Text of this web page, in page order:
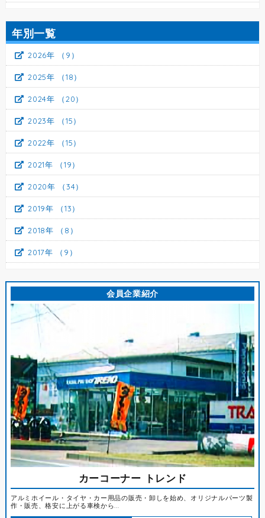
年別一覧
2026年 （9）
2025年 （18）
2024年 （20）
2023年 （15）
2022年 （15）
2021年 （19）
2020年 （34）
2019年 （13）
2018年 （8）
2017年 （9）
会員企業紹介
カーコーナー トレンド
アルミホイール・タイヤ・カー用品の販売・卸しを始め、オリジナルパーツ製
作・販売、格安に上がる車検から...